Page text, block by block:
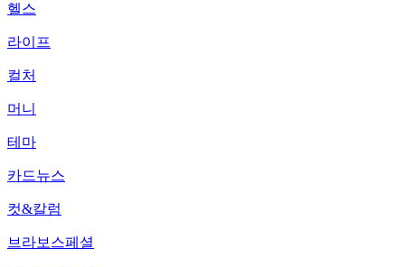
헬스
라이프
컬처
머니
테마
카드뉴스
컷&칼럼
브라보스페셜